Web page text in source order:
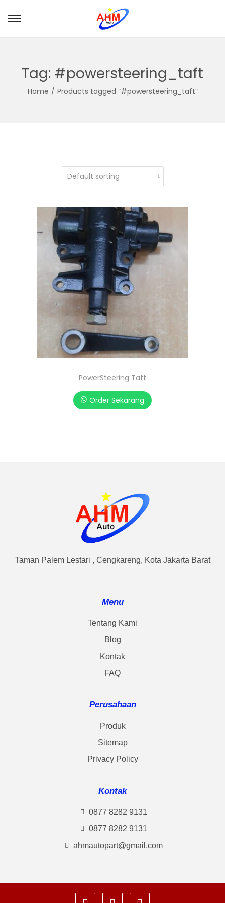
Tag: #powersteering_taft
Home / Products tagged “#powersteering_taft”
PowerSteering Taft
Order Sekarang
Taman Palem Lestari , Cengkareng, Kota Jakarta Barat
Menu
Tentang Kami
Blog
Kontak
FAQ
Perusahaan
Produk
Sitemap
Privacy Policy
Kontak
0877 8282 9131
0877 8282 9131
ahmautopart@gmail.com